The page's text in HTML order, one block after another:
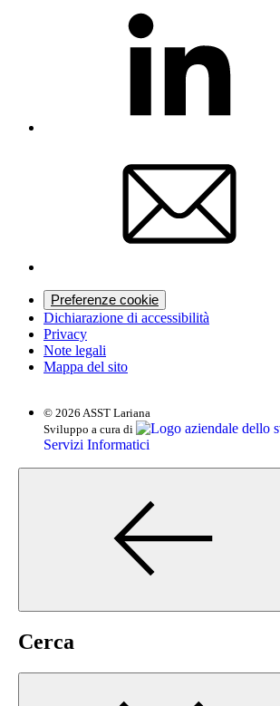
Preferenze cookie
Dichiarazione di accessibilità
Privacy
Note legali
Mappa del sito
© 2026 ASST Lariana
Sviluppo a cura di
Servizi Informatici
Cerca